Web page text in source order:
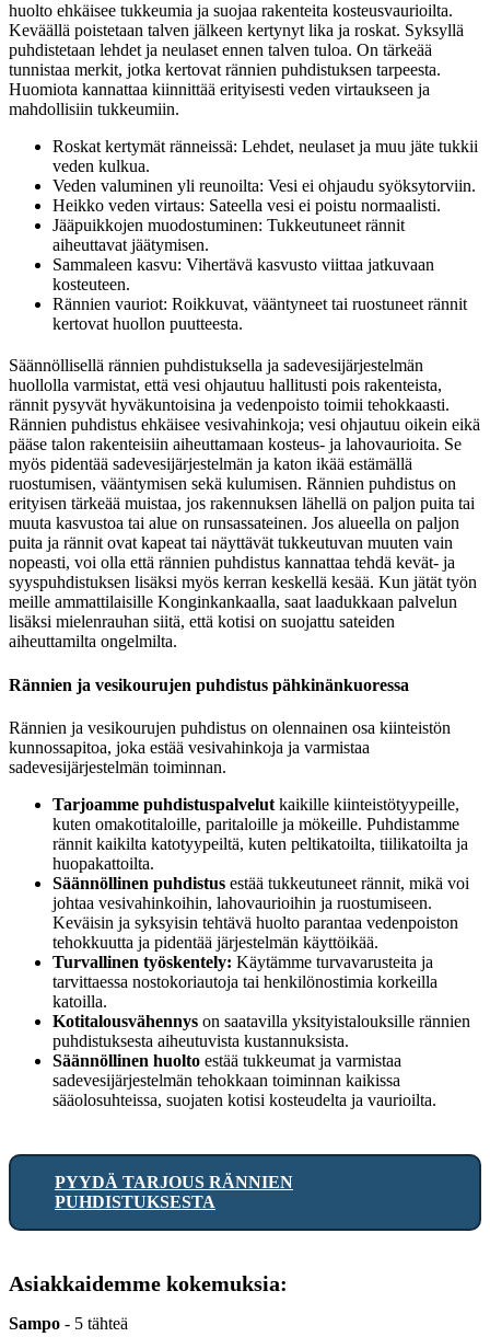
huolto ehkäisee tukkeumia ja suojaa rakenteita kosteusvaurioilta.
Keväällä poistetaan talven jälkeen kertynyt lika ja roskat. Syksyllä
puhdistetaan lehdet ja neulaset ennen talven tuloa. On tärkeää
tunnistaa merkit, jotka kertovat rännien puhdistuksen tarpeesta.
Huomiota kannattaa kiinnittää erityisesti veden virtaukseen ja
mahdollisiin tukkeumiin.
Roskat kertymät ränneissä: Lehdet, neulaset ja muu jäte tukkii
veden kulkua.
Veden valuminen yli reunoilta: Vesi ei ohjaudu syöksytorviin.
Heikko veden virtaus: Sateella vesi ei poistu normaalisti.
Jääpuikkojen muodostuminen: Tukkeutuneet rännit
aiheuttavat jäätymisen.
Sammaleen kasvu: Vihertävä kasvusto viittaa jatkuvaan
kosteuteen.
Rännien vauriot: Roikkuvat, vääntyneet tai ruostuneet rännit
kertovat huollon puutteesta.
Säännöllisellä rännien puhdistuksella ja sadevesijärjestelmän
huollolla varmistat, että vesi ohjautuu hallitusti pois rakenteista,
rännit pysyvät hyväkuntoisina ja vedenpoisto toimii tehokkaasti.
Rännien puhdistus ehkäisee vesivahinkoja; vesi ohjautuu oikein eikä
pääse talon rakenteisiin aiheuttamaan kosteus- ja lahovaurioita. Se
myös pidentää sadevesijärjestelmän ja katon ikää estämällä
ruostumisen, vääntymisen sekä kulumisen. Rännien puhdistus on
erityisen tärkeää muistaa, jos rakennuksen lähellä on paljon puita tai
muuta kasvustoa tai alue on runsassateinen. Jos alueella on paljon
puita ja rännit ovat kapeat tai näyttävät tukkeutuvan muuten vain
nopeasti, voi olla että rännien puhdistus kannattaa tehdä kevät- ja
syyspuhdistuksen lisäksi myös kerran keskellä kesää. Kun jätät työn
meille ammattilaisille Konginkankaalla, saat laadukkaan palvelun
lisäksi mielenrauhan siitä, että kotisi on suojattu sateiden
aiheuttamilta ongelmilta.
Rännien ja vesikourujen puhdistus pähkinänkuoressa
Rännien ja vesikourujen puhdistus on olennainen osa kiinteistön
kunnossapitoa, joka estää vesivahinkoja ja varmistaa
sadevesijärjestelmän toiminnan.
Tarjoamme puhdistuspalvelut kaikille kiinteistötyypeille,
kuten omakotitaloille, paritaloille ja mökeille. Puhdistamme
rännit kaikilta katotyypeiltä, kuten peltikatoilta, tiilikatoilta ja
huopakattoilta.
Säännöllinen puhdistus estää tukkeutuneet rännit, mikä voi
johtaa vesivahinkoihin, lahovaurioihin ja ruostumiseen.
Keväisin ja syksyisin tehtävä huolto parantaa vedenpoiston
tehokkuutta ja pidentää järjestelmän käyttöikää.
Turvallinen työskentely: Käytämme turvavarusteita ja
tarvittaessa nostokoriautoja tai henkilönostimia korkeilla
katoilla.
Kotitalousvähennys on saatavilla yksityistalouksille rännien
puhdistuksesta aiheutuvista kustannuksista.
Säännöllinen huolto estää tukkeumat ja varmistaa
sadevesijärjestelmän tehokkaan toiminnan kaikissa
sääolosuhteissa, suojaten kotisi kosteudelta ja vaurioilta.
PYYDÄ TARJOUS RÄNNIEN
PUHDISTUKSESTA
Asiakkaidemme kokemuksia:
Sampo - 5 tähteä